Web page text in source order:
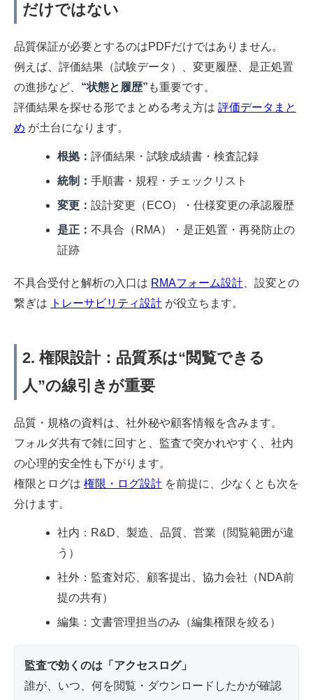
だけではない
品質保証が必要とするのはPDFだけではありません。
例えば、評価結果（試験データ）、変更履歴、是正処置
の進捗など、 “状態と履歴” も重要です。
評価結果を探せる形でまとめる考え方は 評価データまと
め が土台になります。
根拠：評価結果・試験成績書・検査記録
統制：手順書・規程・チェックリスト
変更：設計変更（ECO）・仕様変更の承認履歴
是正：不具合（RMA）・是正処置・再発防止の
証跡
不具合受付と解析の入口は RMAフォーム設計 、設変との
繋ぎは
トレーサビリティ設計 が役立ちます。
2. 権限設計：品質系は“閲覧できる
人”の線引きが重要
品質・規格の資料は、社外秘や顧客情報を含みます。
フォルダ共有で雑に回すと、監査で突かれやすく、社内
の心理的安全性も下がります。
権限とログは 権限・ログ設計 を前提に、少なくとも次を
分けます。
社内：R&D、製造、品質、営業（閲覧範囲が違
う）
社外：監査対応、顧客提出、協力会社（NDA前
提の共有）
編集：文書管理担当のみ（編集権限を絞る）
監査で効くのは「アクセスログ」
誰が、いつ、何を閲覧・ダウンロードしたかが確認